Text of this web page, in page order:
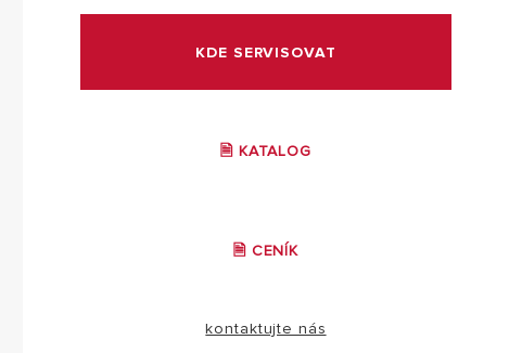
KDE SERVISOVAT
🗎 KATALOG
🗎 CENÍK
kontaktujte nás